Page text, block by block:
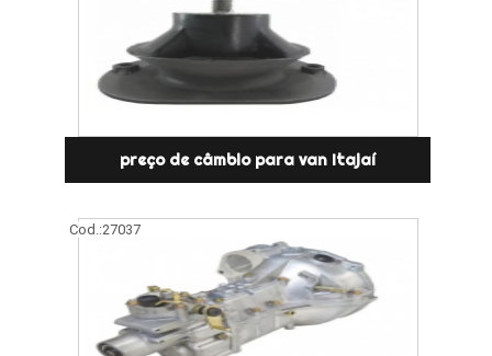
preço de câmbio para van Itajaí
Cod.:27037